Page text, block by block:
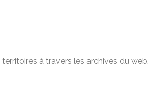
à travers les archives du web.